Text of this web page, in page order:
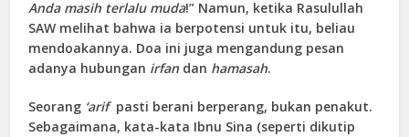
Anda masih terlalu muda!” Namun, ketika Rasulullah
SAW melihat bahwa ia berpotensi untuk itu, beliau
mendoakannya. Doa ini juga mengandung pesan
adanya hubungan irfan dan hamasah.
Seorang ‘arifpasti berani berperang, bukan penakut.
Sebagaimana, kata-kata Ibnu Sina (seperti dikutip